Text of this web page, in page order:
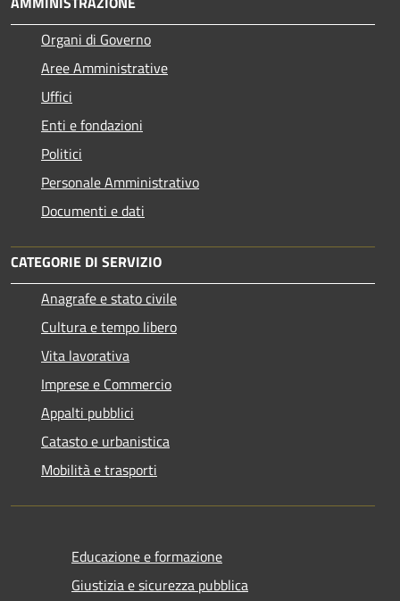
Organi di Governo
Aree Amministrative
Uffici
Enti e fondazioni
Politici
Personale Amministrativo
Documenti e dati
CATEGORIE DI SERVIZIO
Anagrafe e stato civile
Cultura e tempo libero
Vita lavorativa
Imprese e Commercio
Appalti pubblici
Catasto e urbanistica
Mobilità e trasporti
Educazione e formazione
Giustizia e sicurezza pubblica